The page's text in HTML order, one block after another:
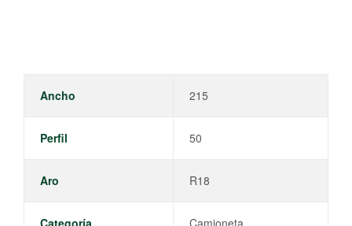
Ancho 215
Perfil 50
Aro R18
Categoría Camioneta